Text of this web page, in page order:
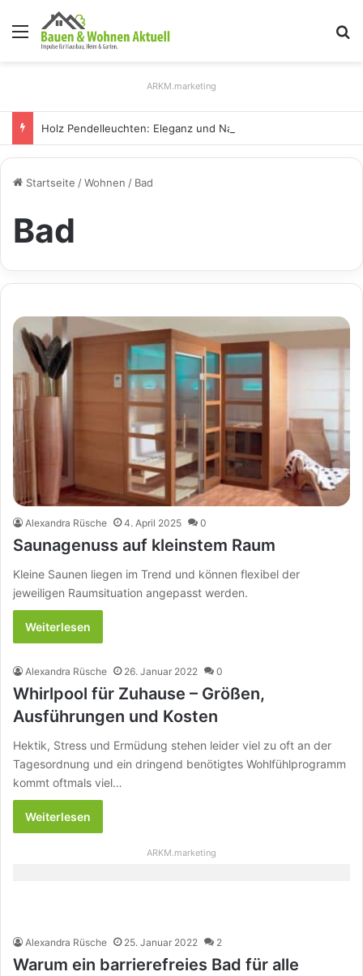
Menü
ARKM.marketing
Startseite /Wohnen / Bad
Bad
Alexandra Rüsche 4. April 2025 0
Saunagenuss auf kleinstem Raum
Kleine Saunen liegen im Trend und können flexibel der
jeweiligen Raumsituation angepasst werden.
Weiterlesen
Alexandra Rüsche 26. Januar 2022 0
Whirlpool für Zuhause – Größen,
Ausführungen und Kosten
Hektik, Stress und Ermüdung stehen leider viel zu oft an der
Tagesordnung und ein dringend benötigtes Wohlfühlprogramm
kommt oftmals viel…
Weiterlesen
ARKM.marketing
Alexandra Rüsche 25. Januar 2022 2
Warum ein barrierefreies Bad für alle